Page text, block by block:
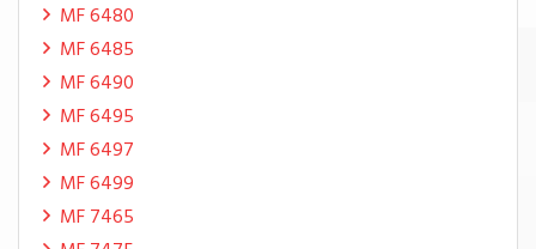
MF 6480
MF 6485
MF 6490
MF 6495
MF 6497
MF 6499
MF 7465